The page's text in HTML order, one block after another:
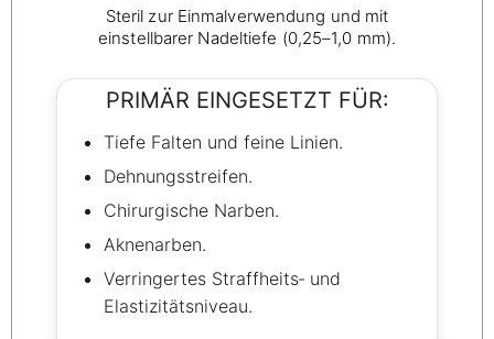
Steril zur Einmalverwendung und mit
einstellbarer Nadeltiefe (0,25–1,0 mm).
PRIMÄR EINGESETZT FÜR:
Tiefe Falten und feine Linien.
Dehnungsstreifen.
Chirurgische Narben.
Aknenarben.
Verringertes Straffheits‑ und
Elastizitätsniveau.